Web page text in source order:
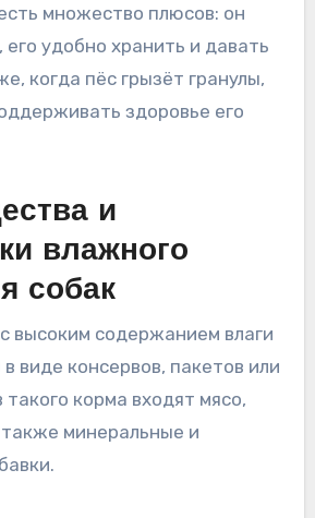
множество плюсов: он
его удобно хранить и давать
когда пёс грызёт гранулы,
здоровье его
и
влажного
собак
высоким содержанием влаги
виде консервов, пакетов или
корма входят мясо,
минеральные и